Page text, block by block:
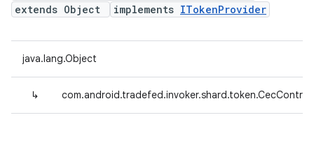
extends Object
implements ITokenProvider
java.lang.Object
↳